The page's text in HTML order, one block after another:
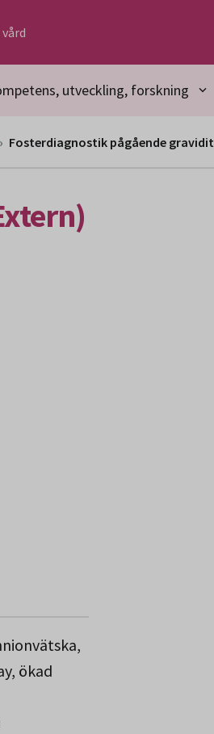
utveckling, forskning
Fosterdiagnostik pågående
ökad